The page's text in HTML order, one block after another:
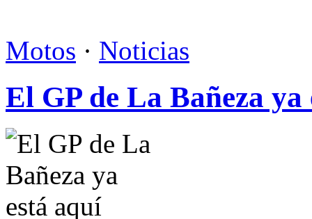
Motos · Noticias
El GP de La Bañeza ya